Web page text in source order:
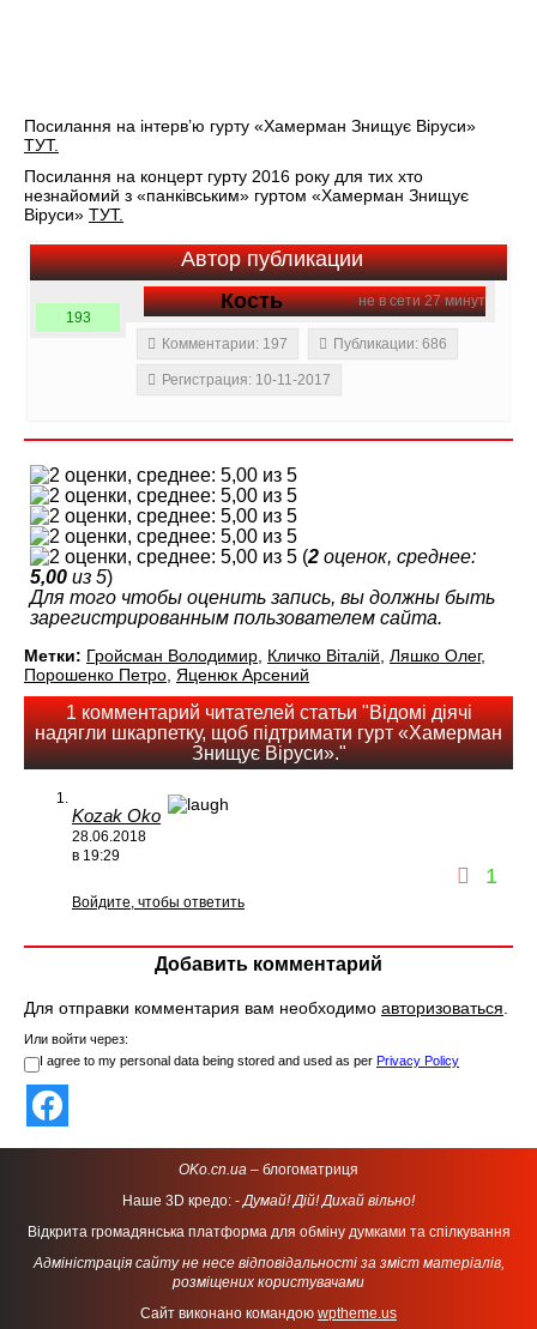
Посилання на інтерв’ю гурту «Хамерман Знищує Віруси»
ТУТ.
Посилання на концерт гурту 2016 року для тих хто
незнайомий з «панківським» гуртом «Хамерман Знищує
Віруси» ТУТ.
Автор публикации
не в сети 27 минут
Кость
193
Комментарии: 197
Публикации: 686
Регистрация: 10-11-2017
(2 оценок, среднее:
5,00 из 5)
Для того чтобы оценить запись, вы должны быть
зарегистрированным пользователем сайта.
Метки: Гройсман Володимир, Кличко Віталій, Ляшко Олег,
Порошенко Петро, Яценюк Арсений
1 комментарий читателей статьи "Відомі діячі
надягли шкарпетку, щоб підтримати гурт «Хамерман
Знищує Віруси»."
Kozak Oko
28.06.2018
в 19:29
1
Войдите, чтобы ответить
Добавить комментарий
Для отправки комментария вам необходимо авторизоваться.
Или войти через:
I agree to my personal data being stored and used as per Privacy Policy
OKo.cn.ua – блогоматриця
Наше 3D кредо: -Думай! Дій! Дихай вільно!
Відкрита громадянська платформа для обміну думками та спілкування
Адміністрація сайту не несе відповідальності за зміст матеріалів,
розміщених користувачами
Сайт виконано командою wptheme.us